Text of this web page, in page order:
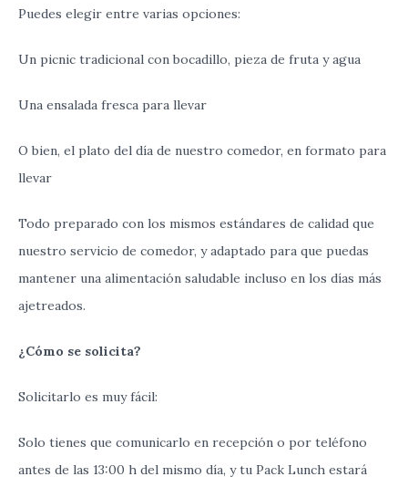
Puedes elegir entre varias opciones:
Un picnic tradicional conbocadillo, pieza de fruta yagua
Una ensalada fresca para llevar
Obien, el plato del día de nuestro comedor, en formato para
llevar
Todo preparado con los mismos estándares de calidad que
nuestro servicio de comedor, yadaptado para que puedas
mantener una alimentación saludable incluso en los días más
ajetreados.
¿Cómo se solicita?
Solicitarlo es muyfácil:
Solo tienes que comunicarlo en recepción o por teléfono
antes de las 13:00 h del mismo día, ytu Pack Lunch estará